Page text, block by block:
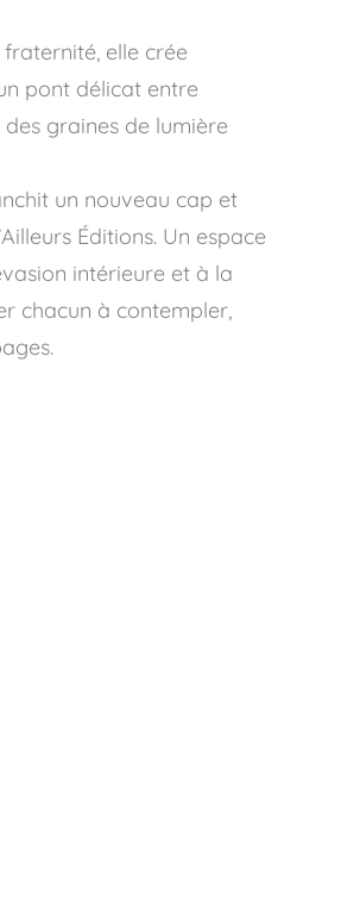
elle crée
pont délicat entre
des graines de lumière
un nouveau cap et
Éditions. Un espace
intérieure et à la
chacun à contempler,